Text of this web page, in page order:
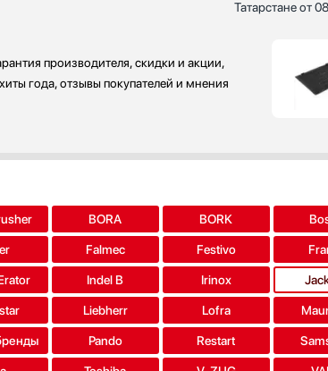
Татарстане от
производителя, скидки и акции,
года, отзывы покупателей и мнения
BORA BORK
Falmec Festivo
Indel B Irinox
Liebherr Lofra
Pando Restart